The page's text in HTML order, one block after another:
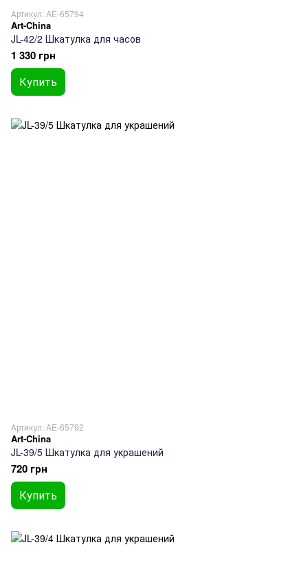
Артикул: AE-65794
Art-China
JL-42/2 Шкатулка для часов
1 330 грн
Купить
Артикул: AE-65792
Art-China
JL-39/5 Шкатулка для украшений
720 грн
Купить